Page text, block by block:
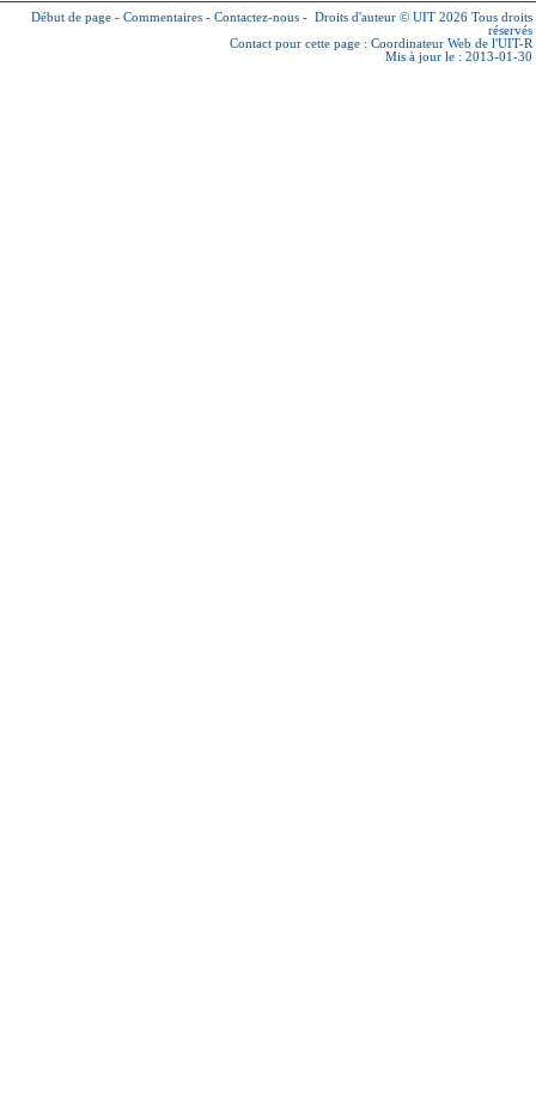
Début de page - Commentaires - Contactez-nous - Droits d'auteur © UIT 2026 Tous droits
réservés
Contact pour cette page : Coordinateur Web de l'UIT-R
Mis à jour le : 2013-01-30